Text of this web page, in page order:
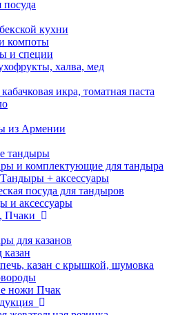
посуда
кухни
компоты
и специи
халва, мед
икра, томатная паста
из Армении
тандыры
и комплектующие для тандыра
+ аксессуары
посуда для тандыров
и аксессуары
Пчаки
для казанов
казан с крышкой, шумовка
ножи Пчак